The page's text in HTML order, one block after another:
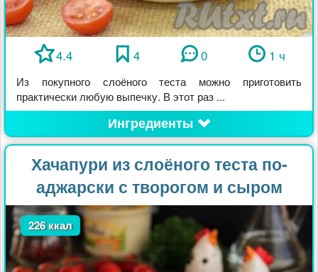
4.4 4 0 1 ч
Из покупного слоёного теста можно приготовить
практически любую выпечку. В этот раз ...
Ингредиенты
Хачапури из слоёного теста по-
аджарски с творогом и сыром
226 ккал